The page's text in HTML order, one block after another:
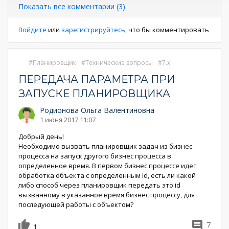
Показать все комментарии (3)
Войдите или зарегистрируйтесь, что бы комментировать
Планировщик Технические вопросы 7.x
ПЕРЕДАЧА ПАРАМЕТРА ПРИ
ЗАПУСКЕ ПЛАНИРОВЩИКА
Родионова Ольга Валентиновна
1 июня 2017 11:07
Добрый день!
Необходимо вызвать планировщик задач из бизнес
процесса на запуск другого бизнес процесса в
определенное время. В первом бизнес процессе идет
обработка объекта с определенным id, есть ли какой
либо способ через планировщик передать это id
вызванному в указанное время бизнес процессу, для
последующей работы с объектом?
1 7